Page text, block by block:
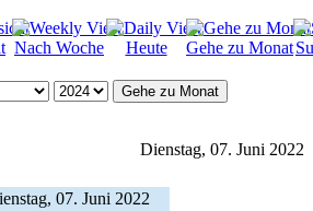
Nach Woche Heute Gehe zu Monat
Gehe zu Monat
Dienstag, 07. Juni 2022
07. Juni 2022